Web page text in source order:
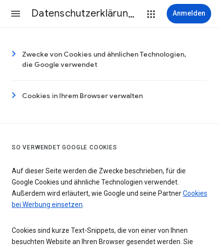
Datenschutzerklärung & Nutzungsbedingungen Anmelden
Zwecke von Cookies und ähnlichen Technologien,
die Google verwendet
Cookies in Ihrem Browser verwalten
SO VERWENDET GOOGLE COOKIES
Auf dieser Seite werden die Zwecke beschrieben, für die
Google Cookies und ähnliche Technologien verwendet.
Außerdem wird erläutert, wie Google und seine PartnerCookies
bei Werbung einsetzen.
Cookies sind kurze Text-Snippets, die von einer von Ihnen
besuchten Website an Ihren Browser gesendet werden. Sie